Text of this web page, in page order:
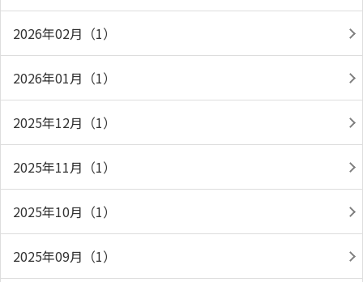
2026年02月（1）
2026年01月（1）
2025年12月（1）
2025年11月（1）
2025年10月（1）
2025年09月（1）